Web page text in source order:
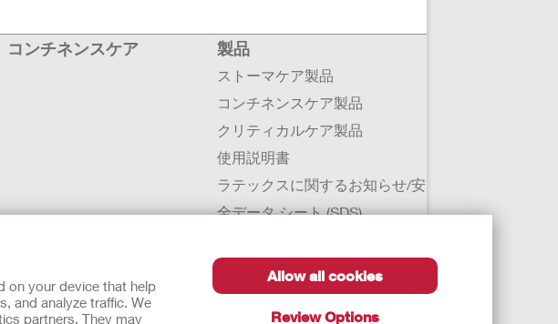
on your device that help
and analyze traffic. We
partners. They may
Allow all cookies
Review Options
コンチネンスケア 製品
ストーマケア製品
コンチネンスケア製品
クリティカルケア製品
使用説明書
ラテックスに関するお知らせ/安
全データ シート (SDS)